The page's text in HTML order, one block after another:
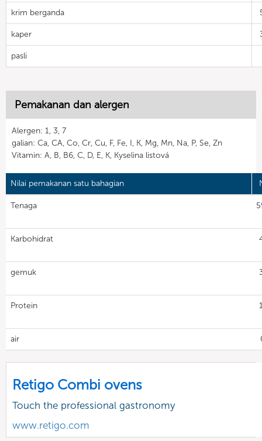
krim berganda
kaper
pasli
Pemakanan dan alergen
Alergen: 1, 3, 7
galian: Ca, CA, Co, Cr, Cu, F, Fe, I, K, Mg, Mn, Na, P, Se, Zn
Vitamin: A, B, B6, C, D, E, K, Kyselina listová
Nilai pemakanan satu bahagian
Tenaga
Karbohidrat
gemuk
Protein
air
Retigo Combi ovens
Touch the professional gastronomy
www.retigo.com